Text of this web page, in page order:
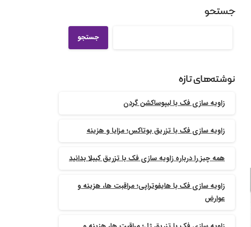
جستجو
جستجو
نوشته‌های تازه
زاویه سازی فک با لیپوساکشن گردن
زاویه سازی فک با تزریق بوتاکس؛ مزایا و هزینه
همه چیز را درباره زاویه سازی فک با تزریق کیبلا بدانید
زاویه سازی فک با هایفوتراپی؛ مراقبت ها، هزینه و
عوارض